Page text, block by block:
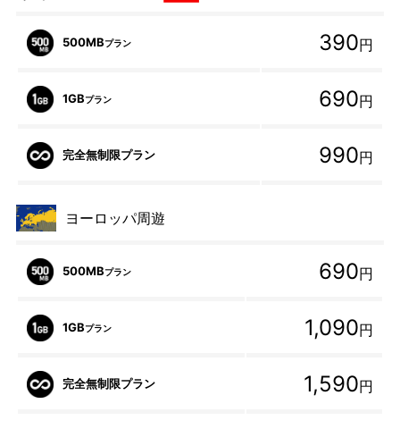
500MBプラン 390円
1GBプラン 690円
完全無制限プラン 990円
ヨーロッパ周遊
500MBプラン 690円
1GBプラン 1,090円
完全無制限プラン 1,590円